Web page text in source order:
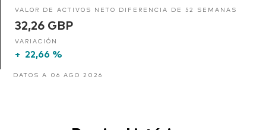
VALOR DE ACTIVOS NETO DIFERENCIA DE 52 SEMANAS
32,26 GBP
VARIACIÓN
+ 22,66 %
DATOS A 06 AGO 2026